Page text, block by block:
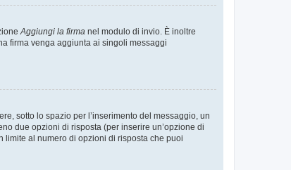
Aggiungi la firma nel modulo di invio. È inoltre
firma venga aggiunta ai singoli messaggi
sotto lo spazio per l’inserimento del messaggio, un
due opzioni di risposta (per inserire un’opzione di
limite al numero di opzioni di risposta che puoi